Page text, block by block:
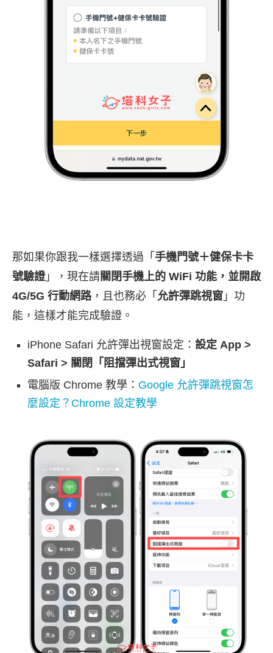
那如果你跟我一樣選擇透過「 手機門號＋健保卡卡
號驗證」，現在請關閉手機上的 WiFi 功能，並開啟
4G/5G 行動網路，且也務必「 允許彈跳視窗 」功
能，這樣才能完成驗證。
iPhone Safari 允許彈出視窗設定： 設定 App >
Safari > 關閉「阻擋彈出式視窗」
電腦版 Chrome 教學： Google 允許彈跳視窗怎
麼設定？Chrome 設定教學